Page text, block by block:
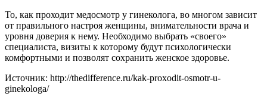
То, как проходит медосмотр у гинеколога, во многом зависит
от правильного настроя женщины, внимательности врача и
уровня доверия к нему. Необходимо выбрать «своего»
специалиста, визиты к которому будут психологически
комфортными и позволят сохранить женское здоровье.
Источник: http://thedifference.ru/kak-proxodit-osmotr-u-
ginekologa/